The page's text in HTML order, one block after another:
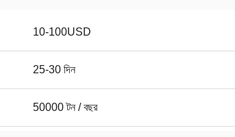
10-100USD
25-30 দিন
50000 টন / বছর